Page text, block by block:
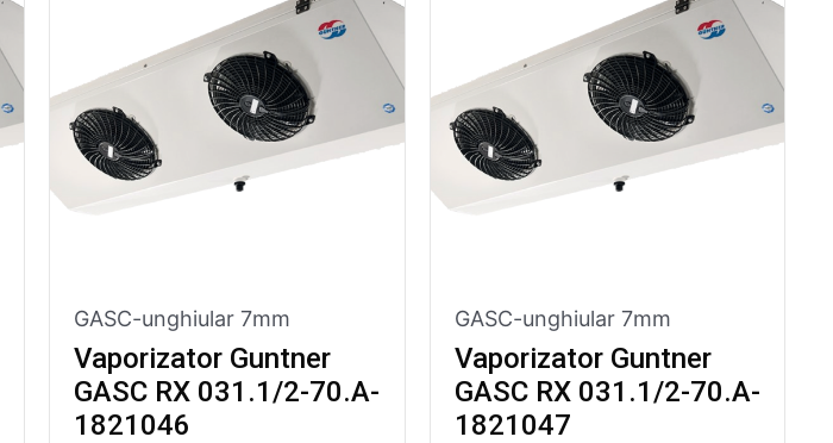
GASC-unghiular 7mm
Vaporizator Guntner
GASC RX 031.1/2-70.A-
1821046
GASC-unghiular 7mm
Vaporizator Guntner
GASC RX 031.1/2-70.A-
1821047